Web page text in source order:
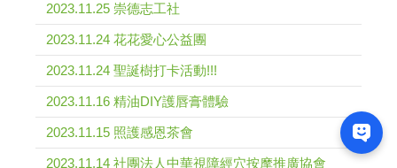
2023.11.25 崇德志工社
2023.11.24 花花愛心公益團
2023.11.24 聖誕樹打卡活動!!!
2023.11.16 精油DIY護唇膏體驗
2023.11.15 照護感恩茶會
2023.11.14 社團法人中華視障經穴按摩推廣協會